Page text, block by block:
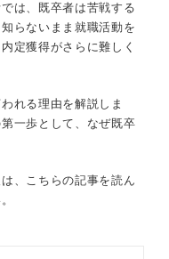
は、既卒者は苦戦する
らないまま就職活動を
定獲得がさらに難しく
れる理由を解説しま
一歩として、なぜ既卒
、こちらの記事を読ん
も内定を獲得する方
かして厳しい既卒就活